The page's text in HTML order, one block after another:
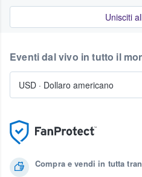
Unisciti
Compra e vendi in tutta
Eventi dal vivo in tutto il
USD · Dollaro americano